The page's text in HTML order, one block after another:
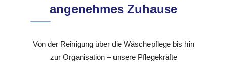
angenehmes Zuhause
Von der Reinigung über die Wäschepflege bis hin
zur Organisation – unsere Pflegekräfte